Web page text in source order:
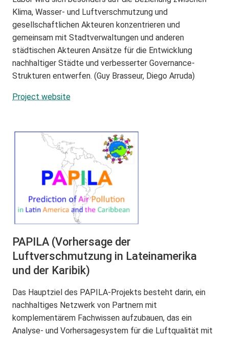
Klima, Wasser- und Luftverschmutzung und
gesellschaftlichen Akteuren konzentrieren und
gemeinsam mit Stadtverwaltungen und anderen
städtischen Akteuren Ansätze für die Entwicklung
nachhaltiger Städte und verbesserter Governance-
Strukturen entwerfen. (Guy Brasseur, Diego Arruda)
Project website
PAPILA (Vorhersage der
Luftverschmutzung in Lateinamerika
und der Karibik)
Das Hauptziel des PAPILA-Projekts besteht darin, ein
nachhaltiges Netzwerk von Partnern mit
komplementärem Fachwissen aufzubauen, das ein
Analyse- und Vorhersagesystem für die Luftqualität mit